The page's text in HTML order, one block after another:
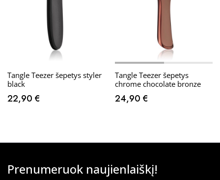
Tangle Teezer šepetys styler
black
22,90 €
Tangle Teezer šepetys
chrome chocolate bronze
24,90 €
Prenumeruok naujienlaiškį!